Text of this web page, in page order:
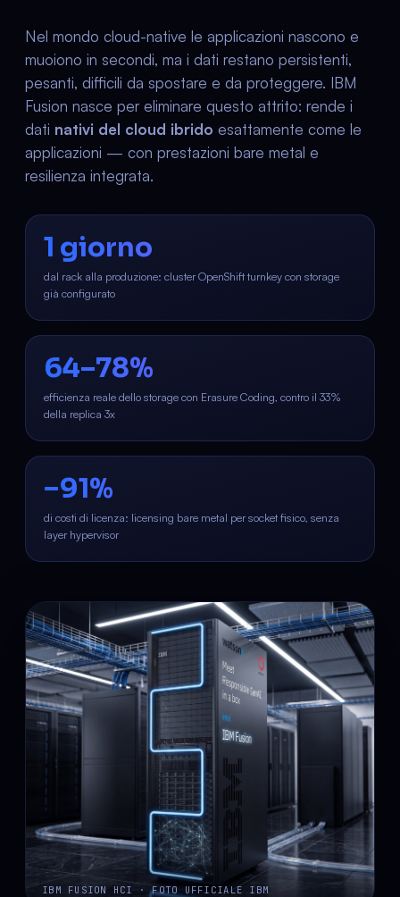
Nel mondo cloud-native le applicazioni nascono e
muoiono in secondi, ma i dati restano persistenti,
pesanti, difficili da spostare e da proteggere. IBM
Fusion nasce per eliminare questo attrito: rende i
dati nativi del cloud ibrido esattamente come le
applicazioni — con prestazioni bare metal e
resilienza integrata.
1 giorno
dal rack alla produzione: cluster OpenShift turnkey con storage
già configurato
64–78%
efficienza reale dello storage con Erasure Coding, contro il 33%
della replica 3x
−91%
di costi di licenza: licensing bare metal per socket fisico, senza
layer hypervisor
IBM FUSION HCI · FOTO UFFICIALE IBM